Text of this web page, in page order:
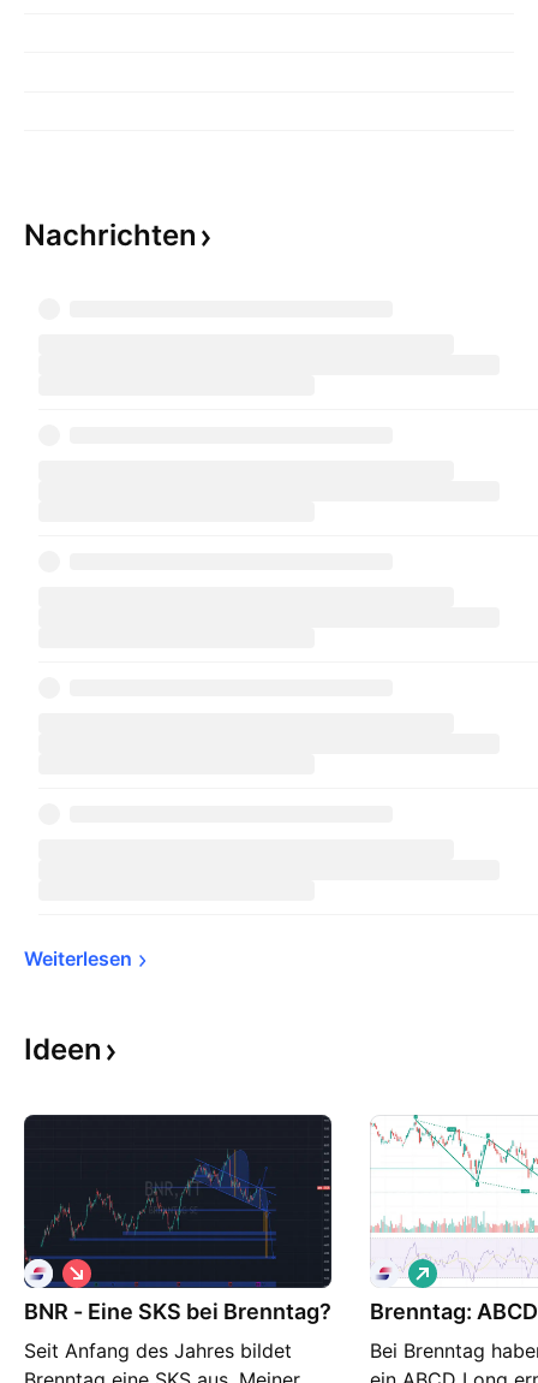
Nachrichten
Weiterlesen
Ideen
BNR - Eine SKS bei Brenntag?
Seit Anfang des Jahres bildet
S
h
o
t
Brenntag:
Bei Brenntag
L
o
n